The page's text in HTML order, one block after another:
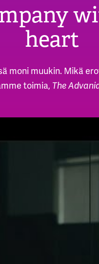
heart
moni muukin. Mikä
toimia, The